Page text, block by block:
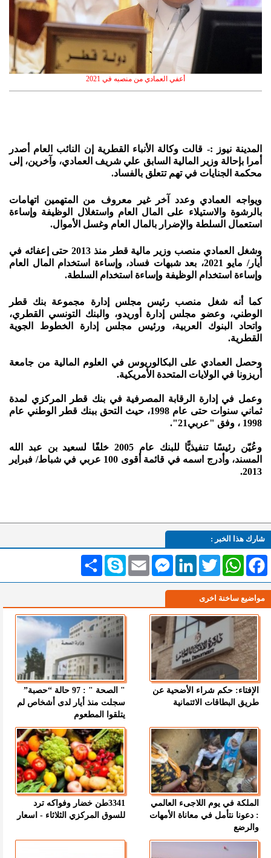
أعفي العمادي من منصبه في 2021
المدينة نيوز :- قالت وكالة الأنباء القطرية إن النائب العام أصدر
أمرا بإحالة وزير المالية السابق علي شريف العمادي، وآخرين، إلى
محكمة الجنايات في تهم تتعلق بالفساد.
ويواجه العمادي وعدد آخر غير معروف من المتهمين اتهامات
بالرشوة والاستيلاء على المال العام واستغلال الوظيفة وإساءة
استعمال السلطة والإضرار بالمال العام وغسل الأموال.
وشغل العمادي منصب وزير مالية قطر منذ 2013 حتى إعفائه في
أيار/ مايو 2021، بعد شبهات فساد، وإساءة استخدام المال العام
وإساءة استخدام الوظيفة وإساءة استخدام السلطة.
كما أنه شغل منصب رئيس مجلس إدارة مجموعة بنك قطر
الوطني، وعضو مجلس إدارة أوريدو، والبنك التونسي القطري،
واتحاد البنوك العربية، ورئيس مجلس إدارة الخطوط الجوية
القطرية.
وحصل العمادي على البكالوريوس في العلوم المالية من جامعة
أريزونا في الولايات المتحدة الأمريكية.
وعمل في إدارة الرقابة المصرفية في بنك قطر المركزي لمدة
ثماني سنوات حتى عام 1998، حيث التحق ببنك قطر الوطني عام
1998 ، وفق "عربي21".
وعُيّن رئيسًا تنفيذيًّا للبنك عام 2005 خلفًا لسعيد بن عبد الله
المسند، وأدرج اسمه في قائمة أقوى 100 عربي في شباط/ فبراير
2013.
شارك هذا الخبر :
انشر Skype Email
MessengerLinkedInTwitterWhatsAppFacebook
مواضيع ساخنة اخرى
الإفتاء: حكم شراء الأضحية عن
طريق البطاقات الائتمانية
" الصحة " : 97 حالة “حصبة”
سجلت منذ أيار لدى أشخاص لم
يتلقوا المطعوم
الملكة في يوم اللاجىء العالمي
: دعونا نتأمل في معاناة الأمهات
والرضع
3341طن خضار وفواكه ترد
للسوق المركزي الثلاثاء - اسعار